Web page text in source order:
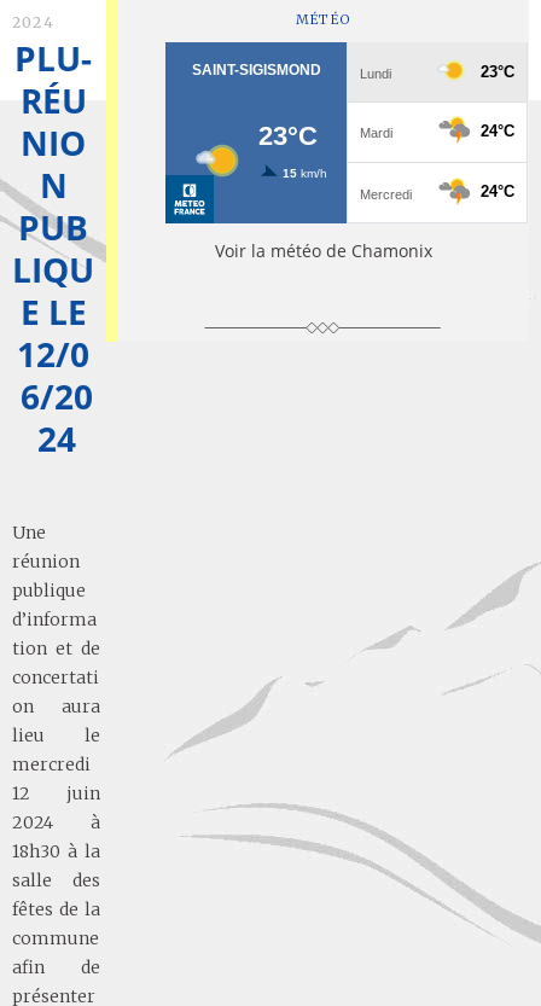
MÉTÉO
Voir la météo de Chamonix
2024
PLU-
RÉU
NIO
N
PUB
LIQU
E LE
12/0
6/20
24
Une
réunion
publique
d’informa
tion et de
concertati
on aura
lieu le
mercredi
12 juin
2024 à
18h30 à la
salle des
fêtes de la
commune
afin de
présenter